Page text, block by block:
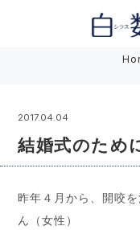
み合わせを考え
2017.04.04
結婚式のため
昨年４月から、開咬
ん（女性）